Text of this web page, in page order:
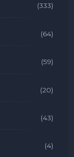
(333)
(64)
(59)
(20)
(43)
(4)